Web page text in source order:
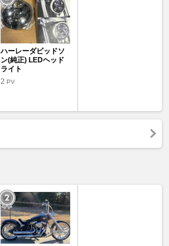
ハーレーダビッドソ
ン(純正) LEDヘッド
ライト
2PV